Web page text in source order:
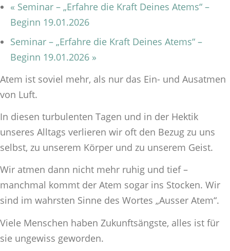
« Seminar – „Erfahre die Kraft Deines Atems“ –
Beginn 19.01.2026
Seminar – „Erfahre die Kraft Deines Atems“ –
Beginn 19.01.2026 »
Atem ist soviel mehr, als nur das Ein- und Ausatmen
von Luft.
In diesen turbulenten Tagen und in der Hektik
unseres Alltags verlieren wir oft den Bezug zu uns
selbst, zu unserem Körper und zu unserem Geist.
Wir atmen dann nicht mehr ruhig und tief –
manchmal kommt der Atem sogar ins Stocken. Wir
sind im wahrsten Sinne des Wortes „Ausser Atem“.
Viele Menschen haben Zukunftsängste, alles ist für
sie ungewiss geworden.